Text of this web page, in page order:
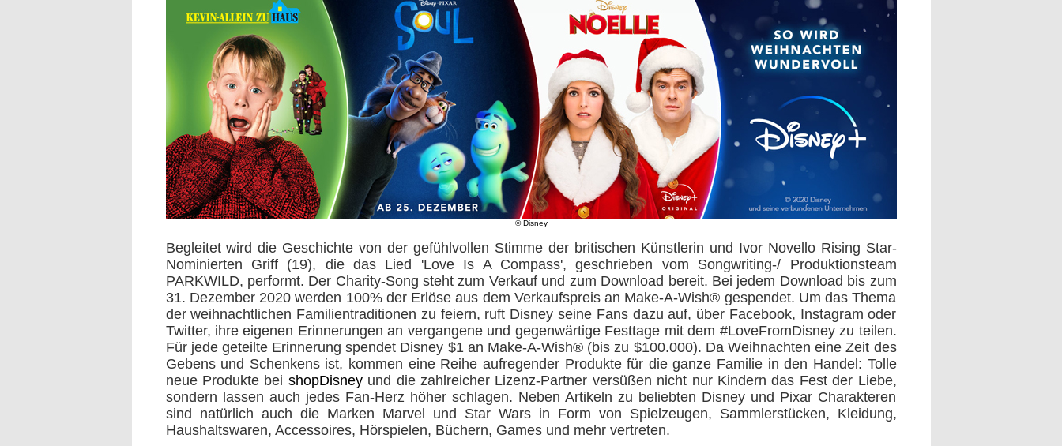
© Disney
Begleitet wird die Geschichte von der gefühlvollen Stimme der britischen Künstlerin und Ivor Novello Rising Star-
Nominierten Griff (19), die das Lied 'Love Is A Compass', geschrieben vom Songwriting-/ Produktionsteam
PARKWILD, performt. Der Charity-Song steht zum Verkauf und zum Download bereit. Bei jedem Download bis zum
31. Dezember 2020 werden 100% der Erlöse aus dem Verkaufspreis an Make-A-Wish® gespendet. Um das Thema
der weihnachtlichen Familientraditionen zu feiern, ruft Disney seine Fans dazu auf, über Facebook, Instagram oder
Twitter, ihre eigenen Erinnerungen an vergangene und gegenwärtige Festtage mit dem #LoveFromDisney zu teilen.
Für jede geteilte Erinnerung spendet Disney $1 an Make-A-Wish® (bis zu $100.000). Da Weihnachten eine Zeit des
Gebens und Schenkens ist, kommen eine Reihe aufregender Produkte für die ganze Familie in den Handel: Tolle
neue Produkte bei shopDisneyund die zahlreicher Lizenz-Partner versüßen nicht nur Kindern das Fest der Liebe,
sondern lassen auch jedes Fan-Herz höher schlagen. Neben Artikeln zu beliebten Disney und Pixar Charakteren
sind natürlich auch die Marken Marvel und Star Wars in Form von Spielzeugen, Sammlerstücken, Kleidung,
Haushaltswaren, Accessoires, Hörspielen, Büchern, Games und mehr vertreten.